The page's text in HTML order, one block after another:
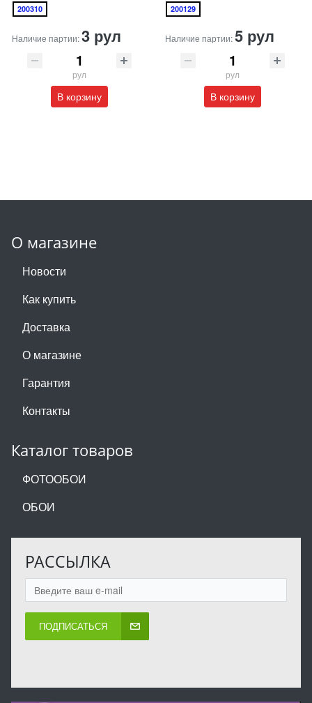
200310
Наличие партии:3 рул
рул
В корзину
200129
Наличие партии:5 рул
рул
В корзину
О магазине
Новости
Как купить
Доставка
О магазине
Гарантия
Контакты
Каталог товаров
ФОТООБОИ
ОБОИ
РАССЫЛКА
ПОДПИСАТЬСЯ